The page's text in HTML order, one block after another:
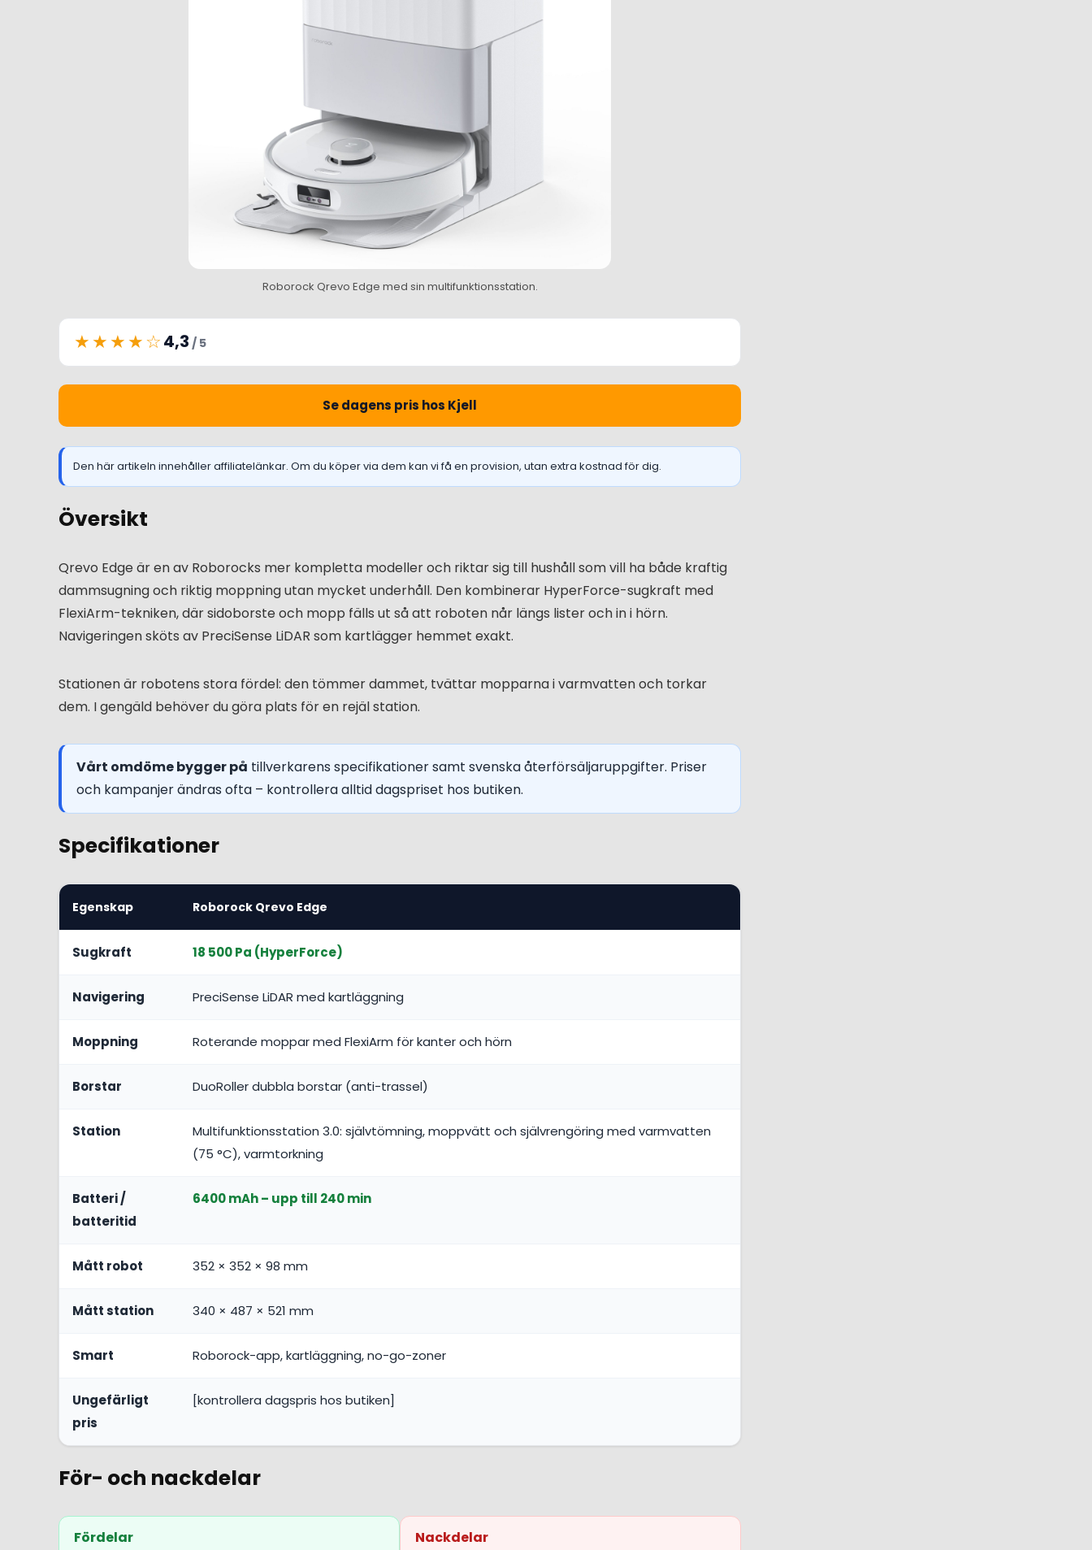
Roborock Qrevo Edge med sin multifunktionsstation.
★★★★☆4,3 / 5
Se dagens pris hos Kjell
Den här artikeln innehåller affiliatelänkar. Om du köper via dem kan vi få en provision, utan extra kostnad för dig.
Översikt
Qrevo Edge är en av Roborocks mer kompletta modeller och riktar sig till hushåll som vill ha både kraftig
dammsugning och riktig moppning utan mycket underhåll. Den kombinerar HyperForce-sugkraft med
FlexiArm-tekniken, där sidoborste och mopp fälls ut så att roboten når längs lister och in i hörn.
Navigeringen sköts av PreciSense LiDAR som kartlägger hemmet exakt.
Stationen är robotens stora fördel: den tömmer dammet, tvättar mopparna i varmvatten och torkar
dem. I gengäld behöver du göra plats för en rejäl station.
Vårt omdöme bygger på tillverkarens specifikationer samt svenska återförsäljaruppgifter. Priser
och kampanjer ändras ofta – kontrollera alltid dagspriset hos butiken.
Specifikationer
Egenskap Roborock Qrevo Edge
Sugkraft 18 500 Pa (HyperForce)
Navigering PreciSense LiDAR med kartläggning
Moppning Roterande moppar med FlexiArm för kanter och hörn
Borstar DuoRoller dubbla borstar (anti-trassel)
Station
Multifunktionsstation 3.0: självtömning, moppvätt och självrengöring med varmvatten
(75 °C), varmtorkning
Batteri /
batteritid
6400 mAh – upp till 240 min
Mått robot 352 × 352 × 98 mm
Mått station 340 × 487 × 521 mm
Smart Roborock-app, kartläggning, no-go-zoner
Ungefärligt
pris
[kontrollera dagspris hos butiken]
För- och nackdelar
Fördelar Nackdelar